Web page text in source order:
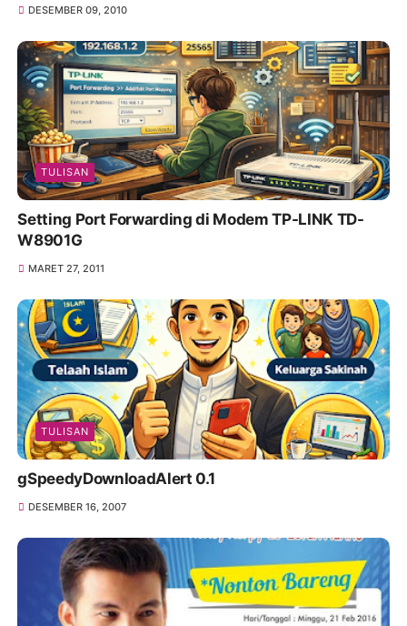
DESEMBER 09, 2010
TULISAN
Setting Port Forwarding di Modem TP-LINK TD-
W8901G
MARET 27, 2011
TULISAN
gSpeedyDownloadAlert 0.1
DESEMBER 16, 2007